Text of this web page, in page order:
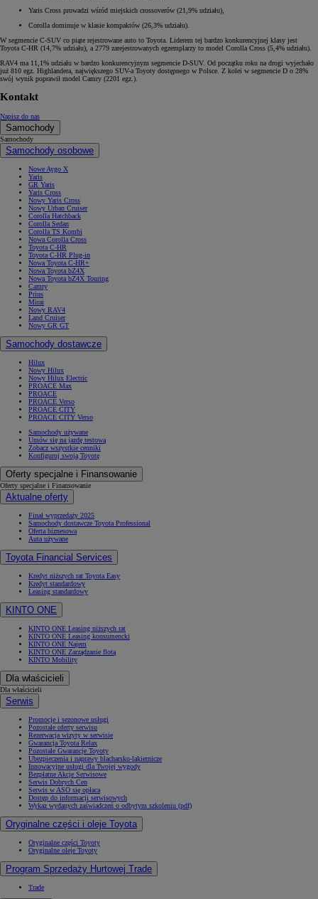
Yaris Cross prowadzi wśród miejskich crossoverów (21,9% udziału),
Corolla dominuje w klasie kompaktów (26,3% udziału).
W segmencie C-SUV co piąte rejestrowane auto to Toyota. Liderem tej bardzo konkurencyjnej klasy jest
Toyota C-HR (14,7% udziału), a 2779 zarejestrowanych egzemplarzy to model Corolla Cross (5,4% udziału).
RAV4 ma 11,1% udziału w bardzo konkurencyjnym segmencie D-SUV. Od początku roku na drogi wyjechało
już 810 egz. Highlandera, największego SUV-a Toyoty dostępnego w Polsce. Z kolei w segmencie D o 28%
swój wynik poprawił model Camry (2201 egz.).
Kontakt
Napisz do nas
Samochody
Samochody
Samochody osobowe
Nowe Aygo X
Yaris
GR Yaris
Yaris Cross
Nowy Yaris Cross
Nowy Urban Cruiser
Corolla Hatchback
Corolla Sedan
Corolla TS Kombi
Nowa Corolla Cross
Toyota C-HR
Toyota C-HR Plug-in
Nowa Toyota C-HR+
Nowa Toyota bZ4X
Nowa Toyota bZ4X Touring
Camry
Prius
Mirai
Nowy RAV4
Land Cruiser
Nowy GR GT
Samochody dostawcze
Hilux
Nowy Hilux
Nowy Hilux Electric
PROACE Max
PROACE
PROACE Verso
PROACE CITY
PROACE CITY Verso
Samochody używane
Umów się na jazdę testową
Zobacz wszystkie cenniki
Konfiguruj swoją Toyotę
Oferty specjalne i Finansowanie
Oferty specjalne i Finansowanie
Aktualne oferty
Finał wyprzedaży 2025
Samochody dostawcze Toyota Professional
Oferta biznesowa
Auta używane
Toyota Financial Services
Kredyt niższych rat Toyota Easy
Kredyt standardowy
Leasing standardowy
KINTO ONE
KINTO ONE Leasing niższych rat
KINTO ONE Leasing konsumencki
KINTO ONE Najem
KINTO ONE Zarządzanie flotą
KINTO Mobility
Dla właścicieli
Dla właścicieli
Serwis
Promocje i sezonowe usługi
Pozostałe oferty serwisu
Rezerwacja wizyty w serwisie
Gwarancja Toyota Relax
Pozostałe Gwarancje Toyoty
Ubezpieczenia i naprawy blacharsko-lakiernicze
Innowacyjne usługi dla Twojej wygody
Bezpłatne Akcje Serwisowe
Serwis Dobrych Cen
Serwis w ASO się opłaca
Dostęp do informacji serwisowych
Wykaz wydanych zaświadczeń o odbytym szkoleniu (pdf)
Oryginalne części i oleje Toyota
Oryginalne części Toyoty
Oryginalne oleje Toyoty
Program Sprzedaży Hurtowej Trade
Trade